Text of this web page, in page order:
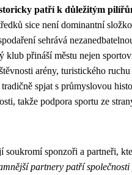
patří k důležitým
sice není dominantní
sehrává
klub přináší městu nejen
arény, turistického
spjat s průmyslovou
takže podpora sportu ze
sponzoři a partneři,
partnery patří